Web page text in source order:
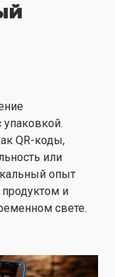
QR-коды,
или
опыт
продуктом и
свете.